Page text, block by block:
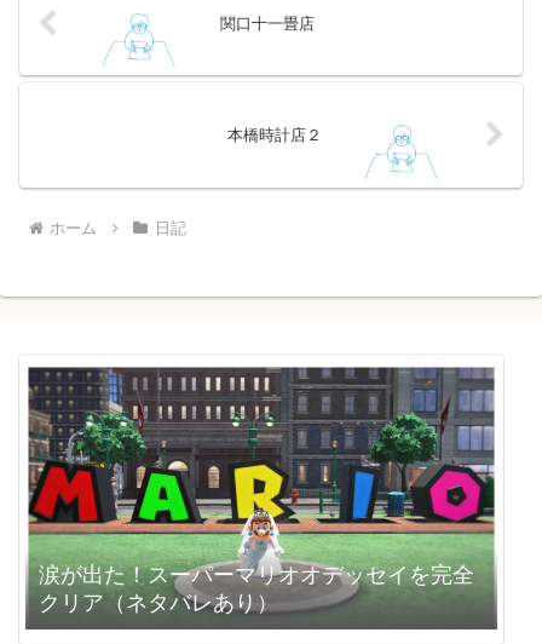
関口十一畳店
本橋時計店２
ホーム 日記
涙が出た！スーパーマリオオデッセイを完全
クリア（ネタバレあり）